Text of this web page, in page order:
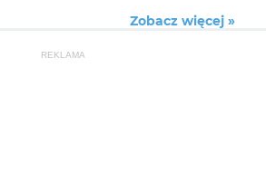
Zobacz więcej »
REKLAMA